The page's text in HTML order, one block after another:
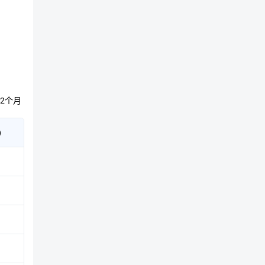
个月